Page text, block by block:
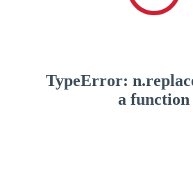
TypeError:
a function